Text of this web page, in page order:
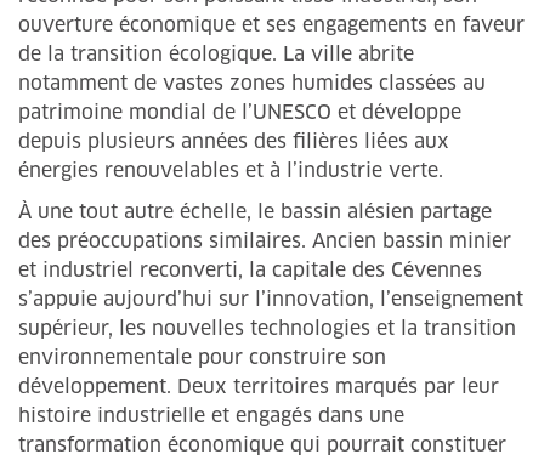
ouverture économique et ses engagements en faveur
de la transition écologique. La ville abrite
notamment de vastes zones humides classées au
patrimoine mondial de l’UNESCO et développe
depuis plusieurs années des filières liées aux
énergies renouvelables et à l’industrie verte.
À une tout autre échelle, le bassin alésien partage
des préoccupations similaires. Ancien bassin minier
et industriel reconverti, la capitale des Cévennes
s’appuie aujourd’hui sur l’innovation, l’enseignement
supérieur, les nouvelles technologies et la transition
environnementale pour construire son
développement. Deux territoires marqués par leur
histoire industrielle et engagés dans une
transformation économique qui pourrait constituer